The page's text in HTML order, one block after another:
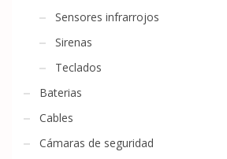
Sensores infrarrojos
Sirenas
Teclados
Baterias
Cables
Cámaras de seguridad